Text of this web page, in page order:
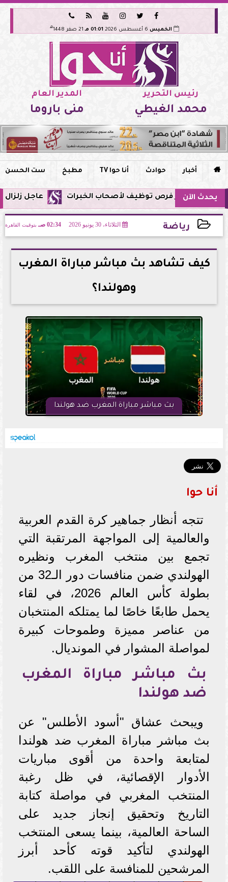






الخميس 01:01 مـ 21 صفر 1448 هـ
رئيس التحرير
محمد الغيطي
المدير العام
منى باروما
 أخبار حوادث أنا حوا TV مطبخ ست الحسن
يحدث الآن عاجل زلزال يشعر به سكان مصر فجر اليوم
رياضة الثلاثاء، 30 يونيو 2026 02:34 صـ بتوقيت القاهرة
2026-06-30 02:34:37
كيف تشاهد بث مباشر مباراة المغرب
وهولندا؟
بث مباشر مباراة المغرب ضد هولندا
أنا حوا
تتجه أنظار جماهير كرة القدم العربية
والعالمية إلى المواجهة المرتقبة التي
تجمع بين منتخب المغرب ونظيره
الهولندي ضمن منافسات دور الـ32 من
بطولة كأس العالم 2026، في لقاء
يحمل طابعًا خاصًا لما يمتلكه المنتخبان
من عناصر مميزة وطموحات كبيرة
لمواصلة المشوار في المونديال.
بث مباشر مباراة المغرب
ضد هولندا
ويبحث عشاق "أسود الأطلس" عن
بث مباشر مباراة المغرب ضد هولندا
لمتابعة واحدة من أقوى مباريات
الأدوار الإقصائية، في ظل رغبة
المنتخب المغربي في مواصلة كتابة
التاريخ وتحقيق إنجاز جديد على
الساحة العالمية، بينما يسعى المنتخب
الهولندي لتأكيد قوته كأحد أبرز
المرشحين للمنافسة على اللقب.